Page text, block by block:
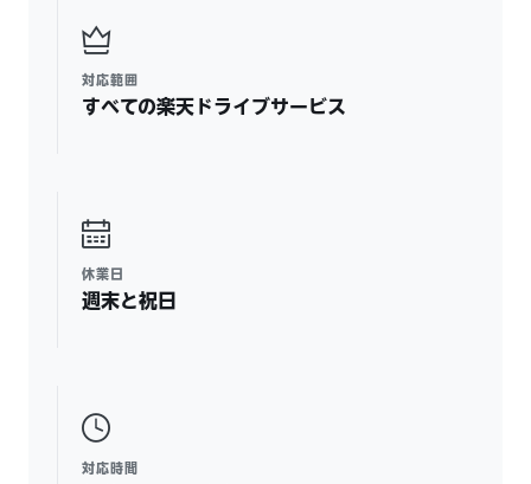
対応範囲
すべての楽天ドライブサービス
休業日
週末と祝日
対応時間